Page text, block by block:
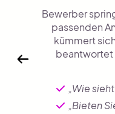
Bewerber
passenden
kümmert
beantwortet
„Wie
„Bieten